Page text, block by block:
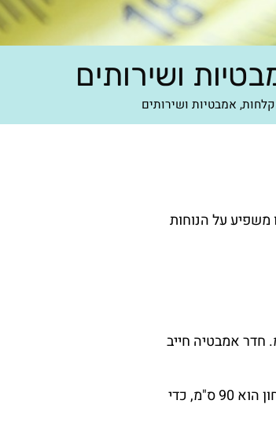
ושירותים
אמבטיות ושירותים
על הנוחות
חדר רחצה חייב להיות בגודל מינימלי של 180 ס"מ על 120 ס"מ, או 180 ס"מ על 150 ס"מ. חדר אמבטיה חייב
מידות אלו נקבעות על מנת להבטיח נוחות בעת השימוש בחדר. לדוגמה, המרחק המינימלי בין הכיור לאמבטיה או מקלחון הוא 90 ס"מ, כדי